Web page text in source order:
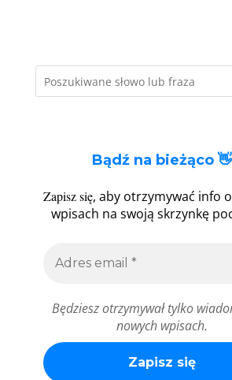
Bądź na bieżąco 👋
Zapisz się, aby otrzymywać info
wpisach na swoją skrzynkę
Będziesz otrzymywał tylko
nowych wpisach.